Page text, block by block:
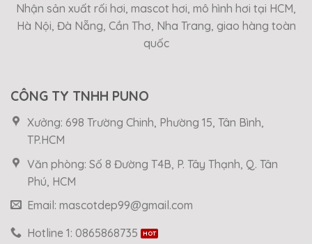
Nhận sản xuất rối hơi, mascot hơi, mô hình hơi tại HCM,
Hà Nội, Đà Nẵng, Cần Thơ, Nha Trang, giao hàng toàn
quốc
CÔNG TY TNHH PUNO
Xưởng: 698 Trường Chinh, Phường 15, Tân Bình,
TP.HCM
Văn phòng: Số 8 Đường T4B, P. Tây Thạnh, Q. Tân
Phú, HCM
Email: mascotdep99@gmail.com
Hotline 1: 0865868735